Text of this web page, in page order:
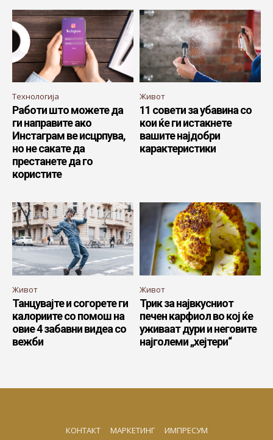
Технологија
Работи што можете да
ги направите ако
Инстаграм ве исцрпува,
но не сакате да
престанете да го
користите
Живот
11 совети за убавина со
кои ќе ги истакнете
вашите најдобри
карактеристики
Живот
Танцувајте и согорете ги
калориите со помош на
овие 4 забавни видеа со
вежби
Живот
Трик за највкусниот
печен карфиол во кој ќе
уживаат дури и неговите
најголеми „хејтери“
КОНТАКТ МАРКЕТИНГ ИМПРЕСУМ